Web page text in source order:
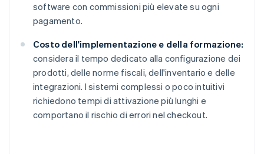
software con commissioni più elevate su ogni
pagamento.
Costo dell'implementazione e della formazione:
considera il tempo dedicato alla configurazione dei
prodotti, delle norme fiscali, dell'inventario e delle
integrazioni. I sistemi complessi o poco intuitivi
richiedono tempi di attivazione più lunghi e
comportano il rischio di errori nel checkout.